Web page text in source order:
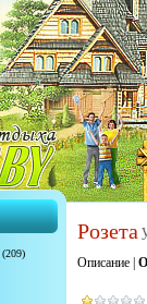
(209)
Розета
Описание